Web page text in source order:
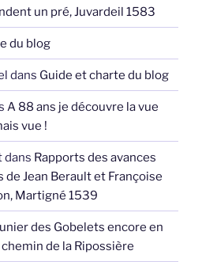
un pré, Juvardeil 1583
du blog
dans Guide et charte du blog
A 88 ans je découvre la vue
vue !
dans Rapports des avances
de Jean Berault et Françoise
Martigné 1539
des Gobelets encore en
de la Ripossière